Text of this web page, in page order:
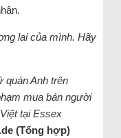
lai của mình. Hãy
quán Anh trên
mua bán người
tại Essex
(Tổng hợp)